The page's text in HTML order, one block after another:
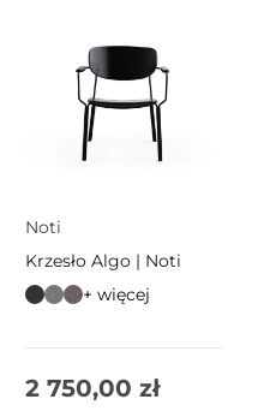
Noti
Krzesło Algo | Noti
+ więcej
2 750,00 zł